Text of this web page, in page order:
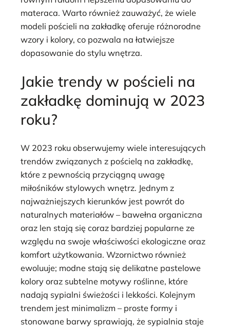
materaca. Warto również zauważyć, że wiele
modeli pościeli na zakładkę oferuje różnorodne
wzory i kolory, co pozwala na łatwiejsze
dopasowanie do stylu wnętrza.
Jakie trendy w pościeli na
zakładkę dominują w 2023
roku?
W 2023 roku obserwujemy wiele interesujących
trendów związanych z pościelą na zakładkę,
które z pewnością przyciągną uwagę
miłośników stylowych wnętrz. Jednym z
najważniejszych kierunków jest powrót do
naturalnych materiałów – bawełna organiczna
oraz len stają się coraz bardziej popularne ze
względu na swoje właściwości ekologiczne oraz
komfort użytkowania. Wzornictwo również
ewoluuje; modne stają się delikatne pastelowe
kolory oraz subtelne motywy roślinne, które
nadają sypialni świeżości i lekkości. Kolejnym
trendem jest minimalizm – proste formy i
stonowane barwy sprawiają, że sypialnia staje